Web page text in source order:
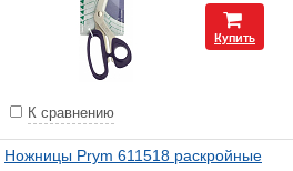
Купить
К сравнению
Ножницы Prym 611518 раскройные